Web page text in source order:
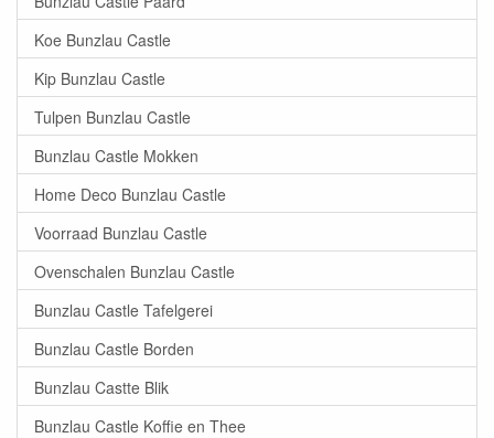
Koe Bunzlau Castle
Kip Bunzlau Castle
Tulpen Bunzlau Castle
Bunzlau Castle Mokken
Home Deco Bunzlau Castle
Voorraad Bunzlau Castle
Ovenschalen Bunzlau Castle
Bunzlau Castle Tafelgerei
Bunzlau Castle Borden
Bunzlau Castte Blik
Bunzlau Castle Koffie en Thee